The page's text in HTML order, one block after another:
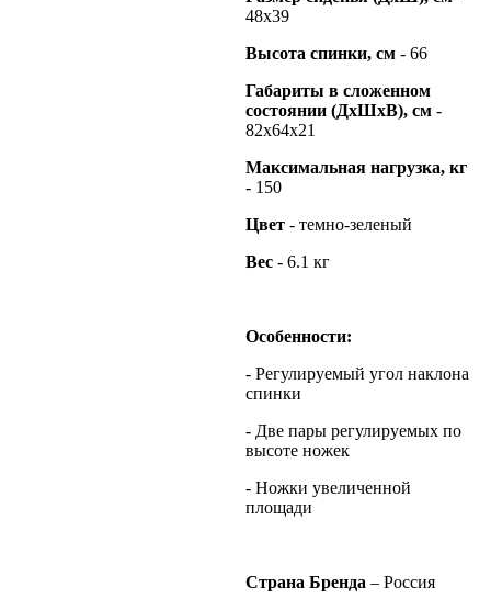
48х39
Высота спинки, см - 66
Габариты в сложенном
состоянии (ДхШхВ), см -
82х64х21
Максимальная нагрузка, кг
- 150
Цвет - темно-зеленый
Вес - 6.1 кг
Особенности:
- Регулируемый угол наклона
спинки
- Две пары регулируемых по
высоте ножек
- Ножки увеличенной
площади
Страна Бренда – Россия